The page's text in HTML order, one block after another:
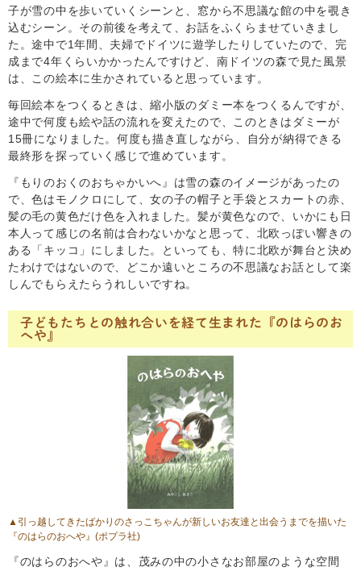
子が雪の中を歩いていくシーンと、窓から不思議な館の中を覗き
込むシーン。その前後を考えて、お話をふくらませていきまし
た。途中で1年間、夫婦でドイツに遊学したりしていたので、完
成まで4年くらいかかったんですけど、南ドイツの森で見た風景
は、この絵本に生かされていると思っています。
毎回絵本をつくるときは、縮小版のダミー本をつくるんですが、
途中で何度も絵や話の流れを変えたので、このときはダミーが
15冊になりました。何度も描き直しながら、自分が納得できる
最終形を探っていく感じで進めています。
『もりのおくのおちゃかいへ』は雪の森のイメージがあったの
で、色はモノクロにして、女の子の帽子と手袋とスカートの赤、
髪の毛の黄色だけ色を入れました。髪が黄色なので、いかにも日
本人って感じの名前は合わないかなと思って、北欧っぽい響きの
ある「キッコ」にしました。といっても、特に北欧が舞台と決め
たわけではないので、どこか遠いところの不思議なお話として楽
しんでもらえたらうれしいですね。
子どもたちとの触れ合いを経て生まれた『のはらのお
へや』
▲引っ越してきたばかりのさっこちゃんが新しいお友達と出会うまでを描いた
『のはらのおへや』 (ポプラ社)
『のはらのおへや』は、茂みの中の小さなお部屋のような空間